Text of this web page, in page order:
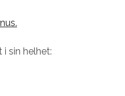
i sin helhet: